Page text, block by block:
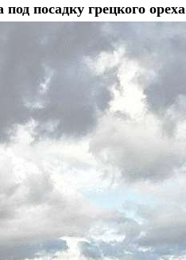
посадку грецкого ореха